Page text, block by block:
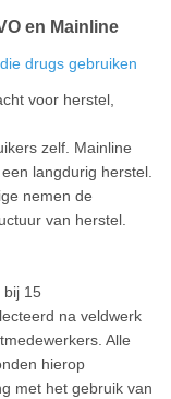
en Mainline
drugs gebruiken
voor herstel,
zelf. Mainline
langdurig herstel.
nemen de
van herstel.
15
na veldwerk
Alle
hierop
met het gebruik van